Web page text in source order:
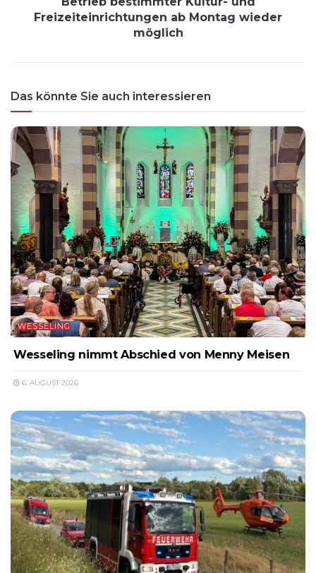
Freizeiteinrichtungen ab Montag wieder
möglich
Das könnte Sie auch interessieren
WESSELING
Wesseling nimmt Abschied von Menny Meisen
6. AUGUST 2026